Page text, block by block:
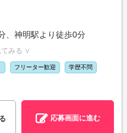
、神明駅より徒歩0分
みる ∨
フリーター歓迎 学歴不問
応募画面に進む